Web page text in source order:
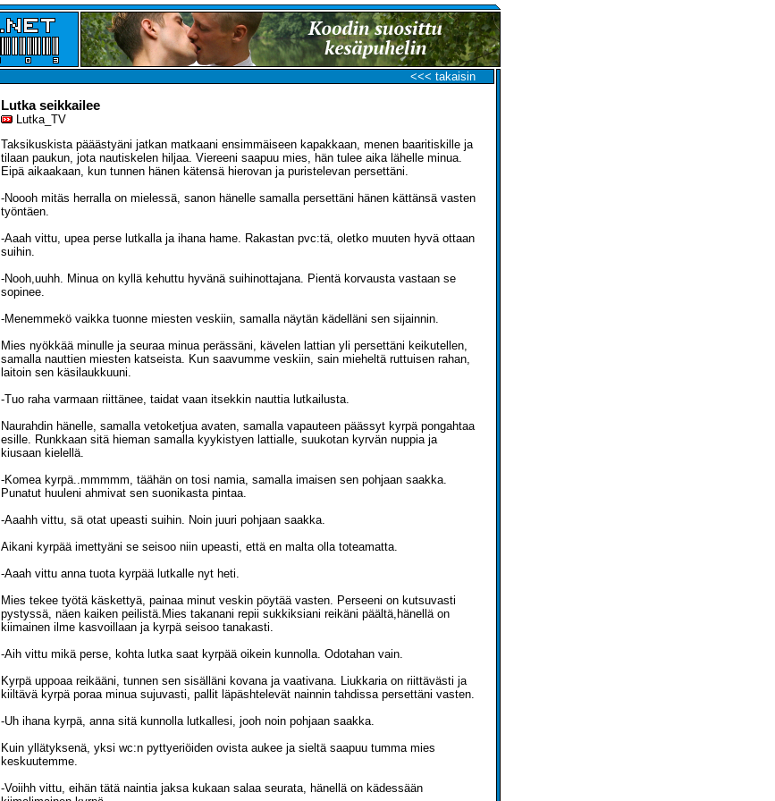
<<< takaisin
Lutka seikkailee
Lutka_TV
Taksikuskista pääästyäni jatkan matkaani ensimmäiseen kapakkaan, menen baaritiskille ja
tilaan paukun, jota nautiskelen hiljaa. Viereeni saapuu mies, hän tulee aika lähelle minua.
Eipä aikaakaan, kun tunnen hänen kätensä hierovan ja puristelevan persettäni.
-Noooh mitäs herralla on mielessä, sanon hänelle samalla persettäni hänen kättänsä vasten
työntäen.
-Aaah vittu, upea perse lutkalla ja ihana hame. Rakastan pvc:tä, oletko muuten hyvä ottaan
suihin.
-Nooh,uuhh. Minua on kyllä kehuttu hyvänä suihinottajana. Pientä korvausta vastaan se
sopinee.
-Menemmekö vaikka tuonne miesten veskiin, samalla näytän kädelläni sen sijainnin.
Mies nyökkää minulle ja seuraa minua perässäni, kävelen lattian yli persettäni keikutellen,
samalla nauttien miesten katseista. Kun saavumme veskiin, sain mieheltä ruttuisen rahan,
laitoin sen käsilaukkuuni.
-Tuo raha varmaan riittänee, taidat vaan itsekkin nauttia lutkailusta.
Naurahdin hänelle, samalla vetoketjua avaten, samalla vapauteen päässyt kyrpä pongahtaa
esille. Runkkaan sitä hieman samalla kyykistyen lattialle, suukotan kyrvän nuppia ja
kiusaan kielellä.
-Komea kyrpä..mmmmm, täähän on tosi namia, samalla imaisen sen pohjaan saakka.
Punatut huuleni ahmivat sen suonikasta pintaa.
-Aaahh vittu, sä otat upeasti suihin. Noin juuri pohjaan saakka.
Aikani kyrpää imettyäni se seisoo niin upeasti, että en malta olla toteamatta.
-Aaah vittu anna tuota kyrpää lutkalle nyt heti.
Mies tekee työtä käskettyä, painaa minut veskin pöytää vasten. Perseeni on kutsuvasti
pystyssä, näen kaiken peilistä.Mies takanani repii sukkiksiani reikäni päältä,hänellä on
kiimainen ilme kasvoillaan ja kyrpä seisoo tanakasti.
-Aih vittu mikä perse, kohta lutka saat kyrpää oikein kunnolla. Odotahan vain.
Kyrpä uppoaa reikääni, tunnen sen sisälläni kovana ja vaativana. Liukkaria on riittävästi ja
kiiltävä kyrpä poraa minua sujuvasti, pallit läpäshtelevät nainnin tahdissa persettäni vasten.
-Uh ihana kyrpä, anna sitä kunnolla lutkallesi, jooh noin pohjaan saakka.
Kuin yllätyksenä, yksi wc:n pyttyeriöiden ovista aukee ja sieltä saapuu tumma mies
keskuutemme.
-Voiihh vittu, eihän tätä naintia jaksa kukaan salaa seurata, hänellä on kädessään